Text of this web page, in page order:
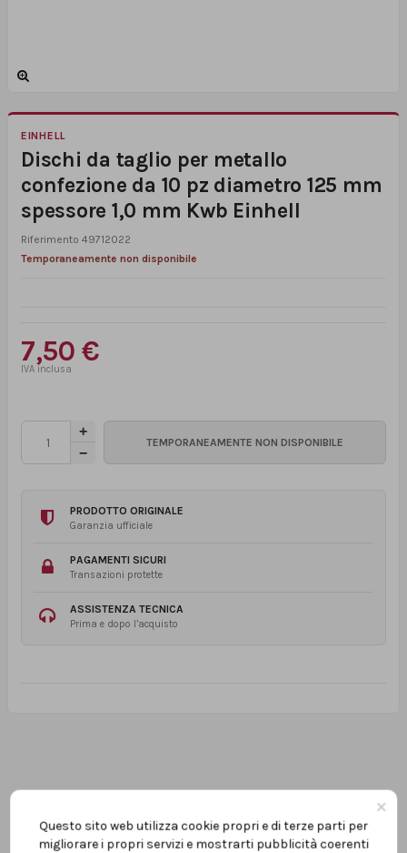
EINHELL
Dischi da taglio per metallo
confezione da 10 pz diametro 125 mm
spessore 1,0 mm Kwb Einhell
Riferimento 49712022
Temporaneamente non disponibile
7,50 €
PRODOTTO ORIGINALE
Garanzia ufficiale
PAGAMENTI SICURI
Transazioni protette
ASSISTENZA TECNICA
Prima e dopo l’acquisto
Descrizione
×
Questo sito web utilizza cookie propri e di terze parti per
migliorare i propri servizi e mostrarti pubblicità coerenti